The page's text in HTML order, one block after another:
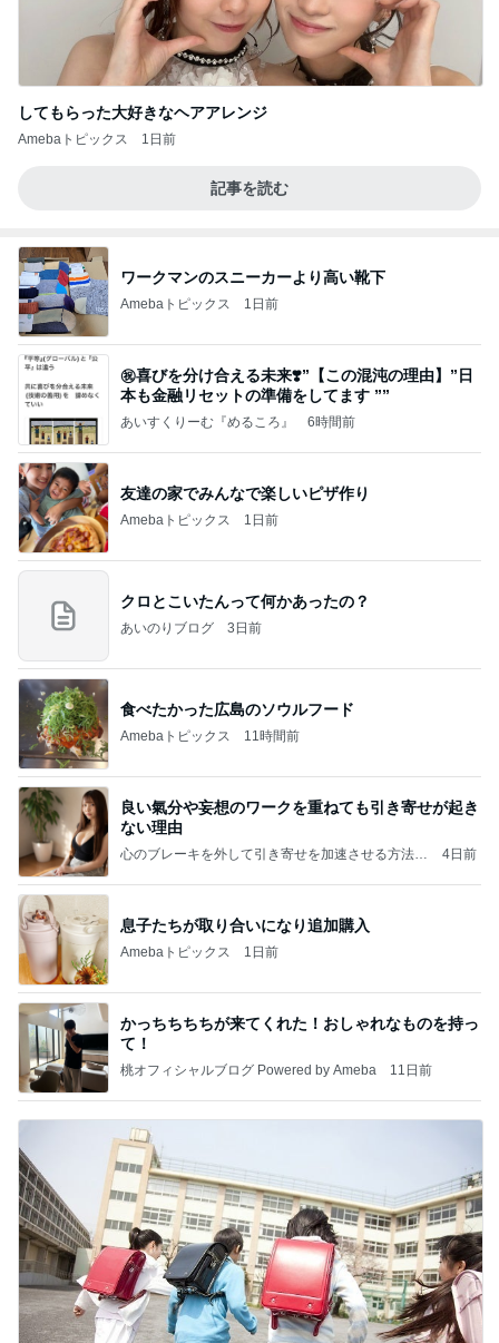
してもらった大好きなヘアアレンジ
Amebaトピックス 1日前
記事を読む
ワークマンのスニーカーより高い靴下
Amebaトピックス 1日前
㊗️喜びを分け合える未来❣️”【この混沌の理由】”⽇
本も⾦融リセットの準備をしてます ””
あいすくりーむ『めるころ』 6時間前
友達の家でみんなで楽しいピザ作り
Amebaトピックス 1日前
クロとこいたんって何かあったの？
あいのりブログ 3日前
食べたかった広島のソウルフード
Amebaトピックス 11時間前
良い氣分や妄想のワークを重ねても引き寄せが起き
ない理由
心のブレーキを外して引き寄せを加速させる方法：
4日前
息子たちが取り合いになり追加購入
Amebaトピックス 1日前
かっちちちちが来てくれた！おしゃれなものを持っ
て！
桃オフィシャルブログ Powered by Ameba 11日前